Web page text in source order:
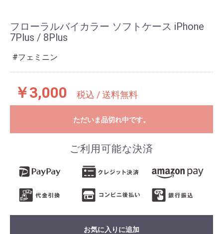
フローラルバイカラー ソフトケース iPhone
7Plus / 8Plus
フェミニン
￥3,000 税込 / 送料無料
ただいま品切れ中です。
ご利用可能な決済
お気に入りに追加